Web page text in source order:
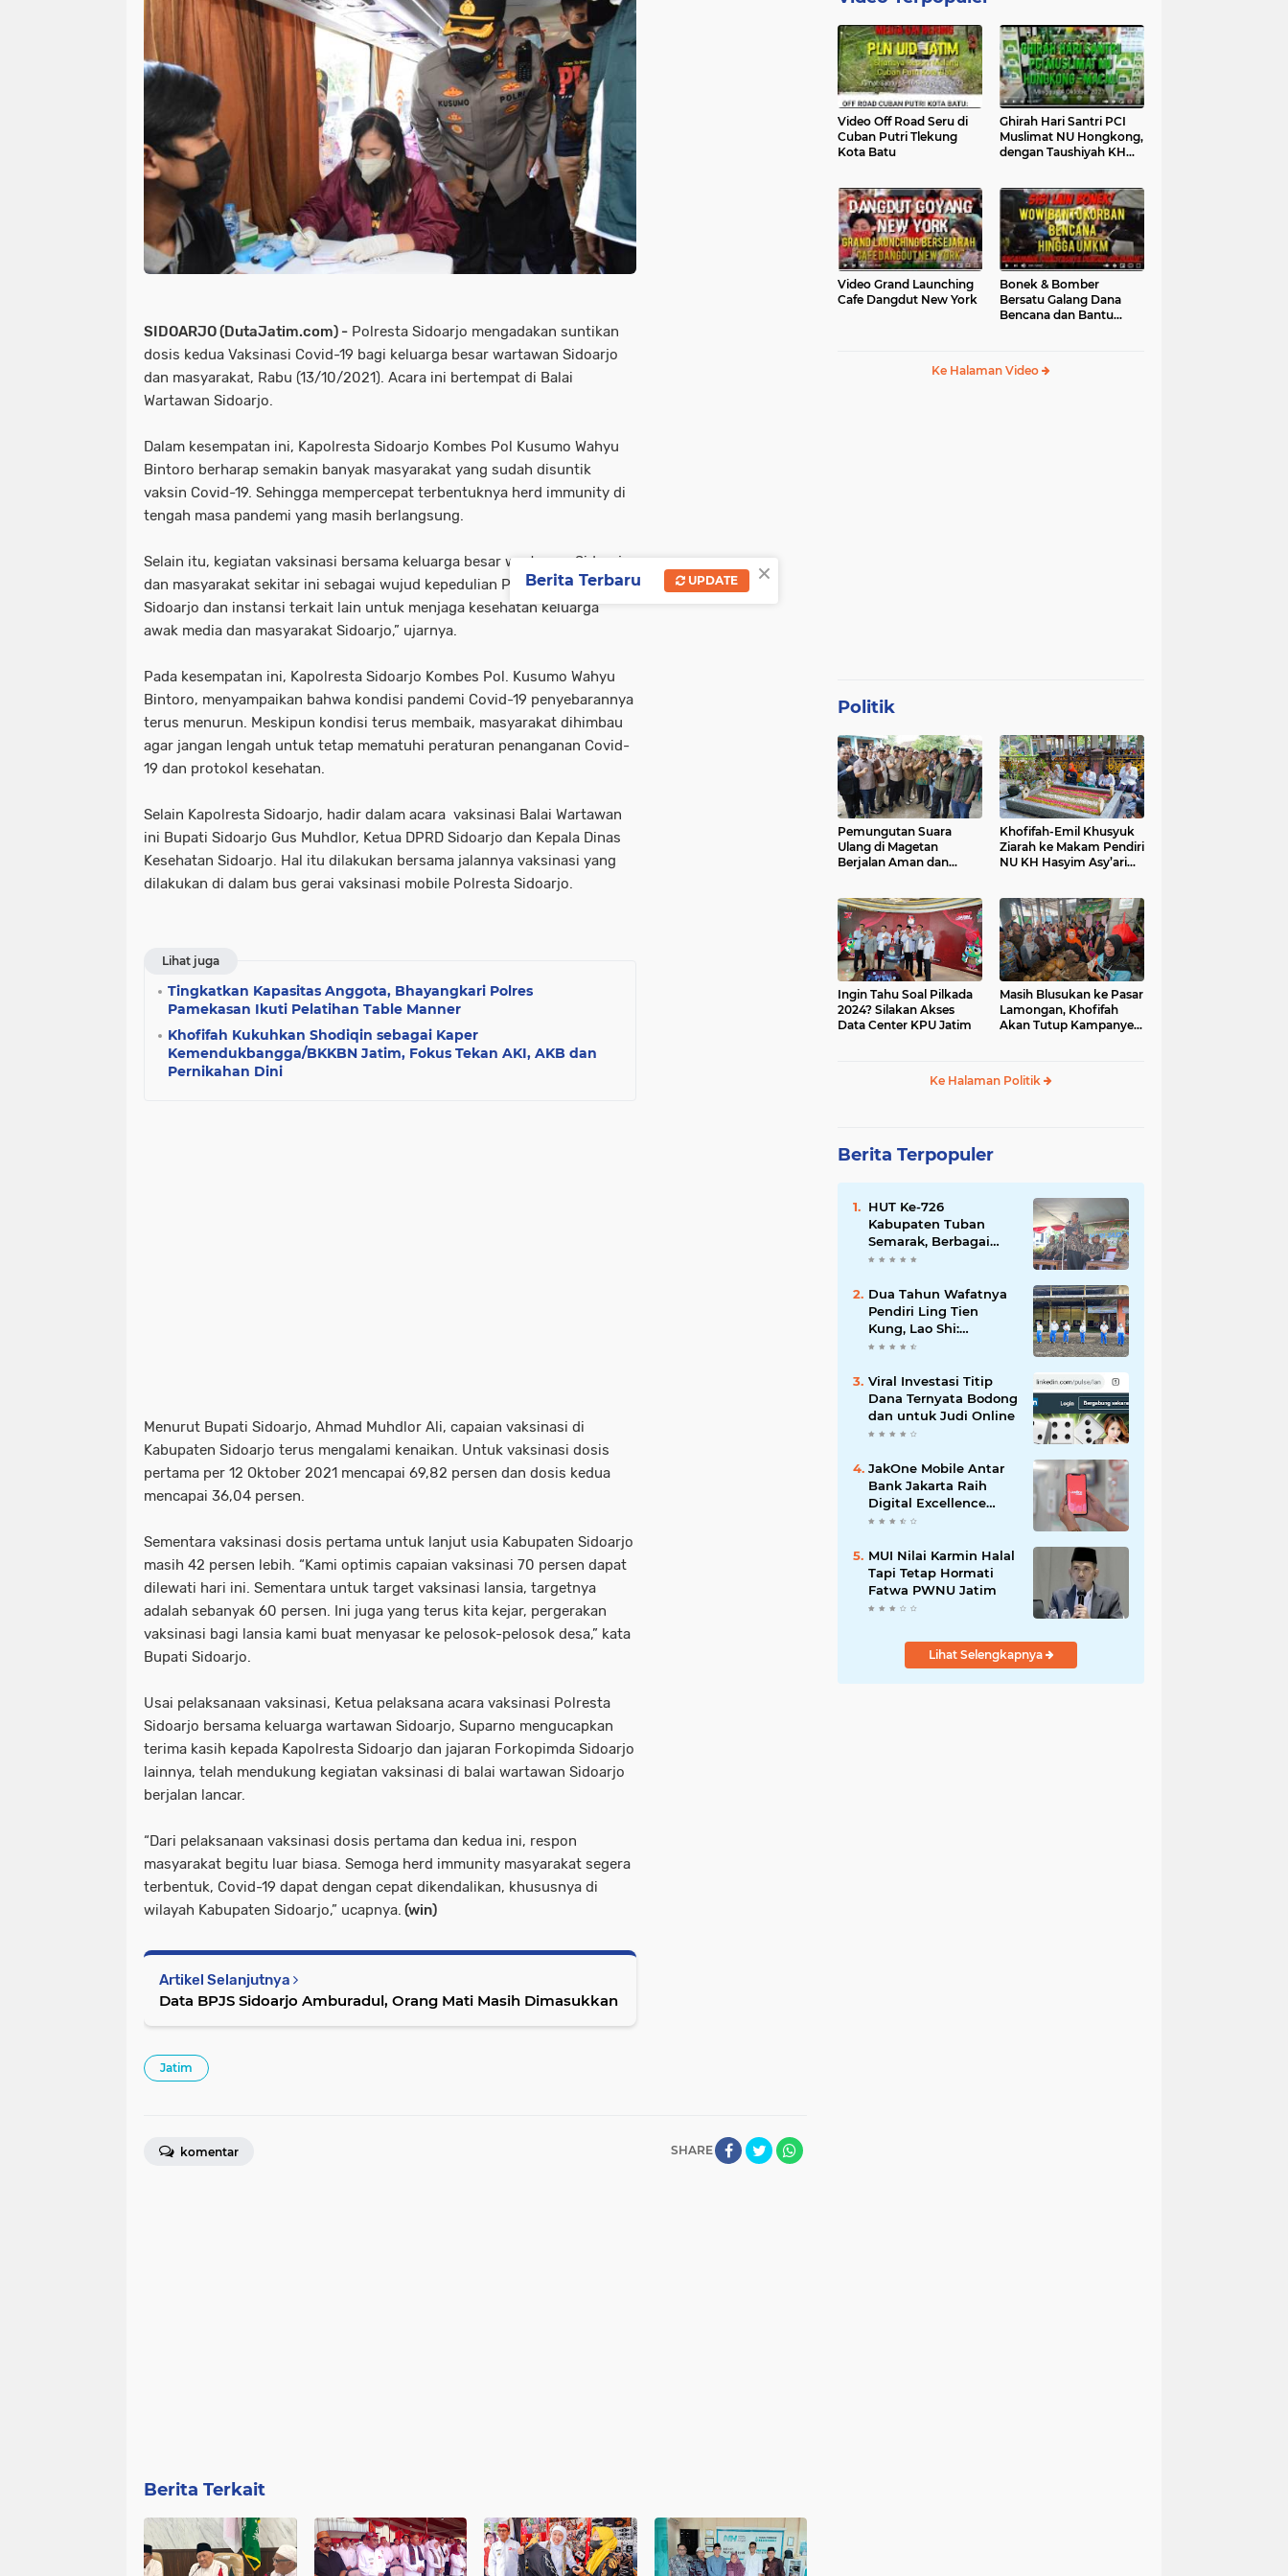
SIDOARJO (DutaJatim.com) - Polresta Sidoarjo mengadakan suntikan
dosis kedua Vaksinasi Covid-19 bagi keluarga besar wartawan Sidoarjo
dan masyarakat, Rabu (13/10/2021). Acara ini bertempat di Balai
Wartawan Sidoarjo.
Dalam kesempatan ini, Kapolresta Sidoarjo Kombes Pol Kusumo Wahyu
Bintoro berharap semakin banyak masyarakat yang sudah disuntik
vaksin Covid-19. Sehingga mempercepat terbentuknya herd immunity di
tengah masa pandemi yang masih berlangsung.
Selain itu, kegiatan vaksinasi bersama keluarga besar wartawan Sidoarjo
dan masyarakat sekitar ini sebagai wujud kepedulian Polri, TNI, Pemkab
Sidoarjo dan instansi terkait lain untuk menjaga kesehatan keluarga
awak media dan masyarakat Sidoarjo,” ujarnya.
Pada kesempatan ini, Kapolresta Sidoarjo Kombes Pol. Kusumo Wahyu
Bintoro, menyampaikan bahwa kondisi pandemi Covid-19 penyebarannya
terus menurun. Meskipun kondisi terus membaik, masyarakat dihimbau
agar jangan lengah untuk tetap mematuhi peraturan penanganan Covid-
19 dan protokol kesehatan.
Selain Kapolresta Sidoarjo, hadir dalam acara vaksinasi Balai Wartawan
ini Bupati Sidoarjo Gus Muhdlor, Ketua DPRD Sidoarjo dan Kepala Dinas
Kesehatan Sidoarjo. Hal itu dilakukan bersama jalannya vaksinasi yang
dilakukan di dalam bus gerai vaksinasi mobile Polresta Sidoarjo.
Lihat juga
Tingkatkan Kapasitas Anggota, Bhayangkari Polres
Pamekasan Ikuti Pelatihan Table Manner
Khofifah Kukuhkan Shodiqin sebagai Kaper
Kemendukbangga/BKKBN Jatim, Fokus Tekan AKI, AKB dan
Pernikahan Dini
Menurut Bupati Sidoarjo, Ahmad Muhdlor Ali, capaian vaksinasi di
Kabupaten Sidoarjo terus mengalami kenaikan. Untuk vaksinasi dosis
pertama per 12 Oktober 2021 mencapai 69,82 persen dan dosis kedua
mencapai 36,04 persen.
Sementara vaksinasi dosis pertama untuk lanjut usia Kabupaten Sidoarjo
masih 42 persen lebih. “Kami optimis capaian vaksinasi 70 persen dapat
dilewati hari ini. Sementara untuk target vaksinasi lansia, targetnya
adalah sebanyak 60 persen. Ini juga yang terus kita kejar, pergerakan
vaksinasi bagi lansia kami buat menyasar ke pelosok-pelosok desa,” kata
Bupati Sidoarjo.
Usai pelaksanaan vaksinasi, Ketua pelaksana acara vaksinasi Polresta
Sidoarjo bersama keluarga wartawan Sidoarjo, Suparno mengucapkan
terima kasih kepada Kapolresta Sidoarjo dan jajaran Forkopimda Sidoarjo
lainnya, telah mendukung kegiatan vaksinasi di balai wartawan Sidoarjo
berjalan lancar.
“Dari pelaksanaan vaksinasi dosis pertama dan kedua ini, respon
masyarakat begitu luar biasa. Semoga herd immunity masyarakat segera
terbentuk, Covid-19 dapat dengan cepat dikendalikan, khususnya di
wilayah Kabupaten Sidoarjo,” ucapnya. (win)
Artikel Selanjutnya
Data BPJS Sidoarjo Amburadul, Orang Mati Masih Dimasukkan
Jatim
SHARE
komentar
Berita Terkait
Video Off Road Seru di
Cuban Putri Tlekung
Kota Batu
Ghirah Hari Santri PCI
Muslimat NU Hongkong,
dengan Taushiyah KH
Video Grand Launching
Cafe Dangdut New York
Bonek & Bomber
Bersatu Galang Dana
Bencana dan Bantu
Ke Halaman Video
Politik
Pemungutan Suara
Ulang di Magetan
Berjalan Aman dan
Khofifah-Emil Khusyuk
Ziarah ke Makam Pendiri
NU KH Hasyim Asy’ari
Ingin Tahu Soal Pilkada
2024? Silakan Akses
Data Center KPU Jatim
Masih Blusukan ke Pasar
Lamongan, Khofifah
Akan Tutup Kampanye
Ke Halaman Politik
Berita Terpopuler
HUT Ke-726
Kabupaten Tuban
Semarak, Berbagai
Prestasinya Pun
Dua Tahun Wafatnya
Pendiri Ling Tien
Kung, Lao Shi:
Amanah Harus Kita
Viral Investasi Titip
Dana Ternyata Bodong
dan untuk Judi Online
JakOne Mobile Antar
Bank Jakarta Raih
Digital Excellence
Awards 2026
MUI Nilai Karmin Halal
Tapi Tetap Hormati
Fatwa PWNU Jatim
Lihat Selengkapnya
×
Berita Terbaru UPDATE